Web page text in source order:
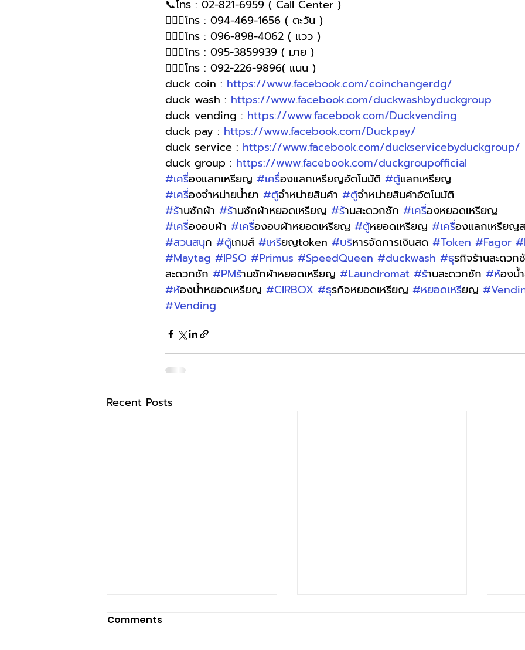
📞โทร : 02-821-6959 ( Call Center )
🙋🏻‍♀โทร : 094-469-1656 ( ตะวัน )
🙋🏻‍♀โทร : 096-898-4062 ( แวว )
🙋🏻‍♀️โทร : 095-3859939 ( มาย )
🙋🏻‍♀️โทร : 092-226-9896( แนน )
duck coin : https://www.facebook.com/coinchangerdg/
duck wash : https://www.facebook.com/duckwashbyduckgroup
duck vending : https://www.facebook.com/Duckvending
duck pay : https://www.facebook.com/Duckpay/
duck service : https://www.facebook.com/duckservicebyduckgroup/
duck group : https://www.facebook.com/duckgroupofficial
#เครื่องแลกเหรียญ #เครื่องแลกเหรียญอัตโนมัติ #ตู้แลกเหรียญ
#เครื่องจำหน่ายน้ำยา #ตู้จำหน่ายสินค้า #ตู้จำหน่ายสินค้าอัตโนมัติ
#ร้านซักผ้า #ร้านซักผ้าหยอดเหรียญ #ร้านสะดวกซัก #เครื่องหยอดเหรียญ
#เครื่องอบผ้า #เครื่องอบผ้าหยอดเหรียญ #ตู้หยอดเหรียญ #เครองแลกเหรียญ
#สวนสนุก #ตู้เกมส์ #เหรียญtoken #บริหารจัดการเงินสด #Token #Fagor
#Maytag #IPSO #Primus #SpeedQueen #duckwash #ธรกิจร้านสะดวก
สะดวกซัก #PMร้านซักผ้าหยอดเหรียญ #Laundromat #ร้านสะดวกซัก #หองน้
#ห้องน้ำหยอดเหรียญ #CIRBOX #ธุรกิจหยอดเหรียญ #หยอดเหรียญ
#Vending
Recent Posts
Comments